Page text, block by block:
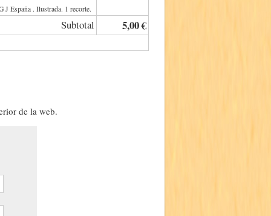
España . Ilustrada. 1 recorte.
Subtotal 5,00 €
de la web.